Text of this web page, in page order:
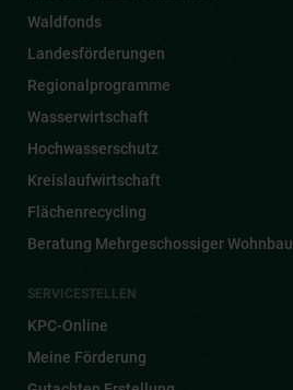
Waldfonds
Landesförderungen
Regionalprogramme
Wasserwirtschaft
Hochwasserschutz
Kreislaufwirtschaft
Flächenrecycling
Beratung Mehrgeschossiger Wohnbau
SERVICESTELLEN
KPC-Online
Meine Förderung